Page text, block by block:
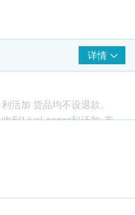
提供 20 µg 维生素 K2
(400%*) 维生素 D3。 不
详情
活加 货品均不设退款。
到LiveLonger利活加 产
有12个月或以上。